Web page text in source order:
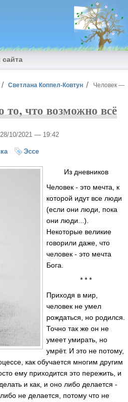
Светлана Коппел-Ковтун
Человек —
что возможно всё
, 28/10/2021 — 19:42
Эссе
Из дневников
Человек - это мечта, к
которой идут все люди
(если они люди, пока
они люди...).
Некоторые великие
говорили даже, что
человек - это мечта
Бога.
* * *
Приходя в мир,
человек не умел
рождаться, но родился.
Точно так же он не
умеет умирать, но
умрёт. И это не потому,
как обучается многим другим
ему приходится это пережить, и
и как, и оно либо делается -
не делается, потому что не